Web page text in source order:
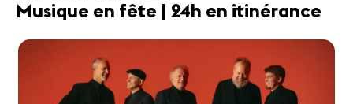
Musique en fête | 24h en itinérance